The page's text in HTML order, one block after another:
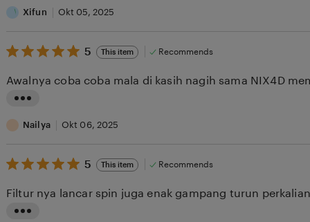
i
t
n
r
v
e
Xifun Okt 05, 2025
5
out
5
stars
5 This item Recommends
i
t
n
Awalnya coba coba mala di kasih nagih sama NIX4D
Nailya Okt 06, 2025
5
out
5
stars
5 This item Recommends
Filtur nya lancar spin juga enak gampang turun